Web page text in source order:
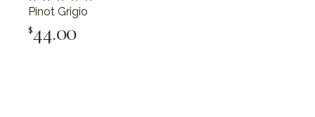
$44.00
Pinot Grigio